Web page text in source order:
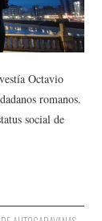
Octavio
romanos.
social de